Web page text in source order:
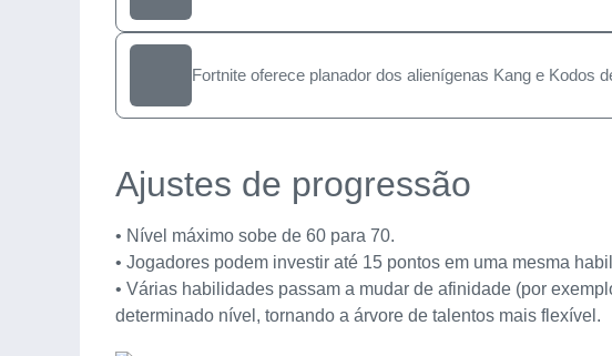
Fortnite oferece planador dos alienígenas Kang e Kodos
Ajustes de progressão
• Nível máximo sobe de 60 para 70.
• Jogadores podem investir até 15 pontos em uma mesma
• Várias habilidades passam a mudar de afinidade (por
determinado nível, tornando a árvore de talentos mais flexível.